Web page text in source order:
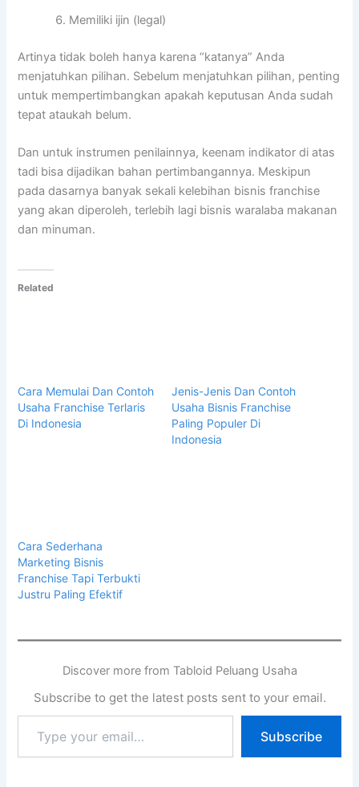
Memiliki ijin (legal)
Artinya tidak boleh hanya karena “katanya” Anda
menjatuhkan pilihan. Sebelum menjatuhkan pilihan, penting
untuk mempertimbangkan apakah keputusan Anda sudah
tepat ataukah belum.
Dan untuk instrumen penilainnya, keenam indikator di atas
tadi bisa dijadikan bahan pertimbangannya. Meskipun
pada dasarnya banyak sekali kelebihan bisnis franchise
yang akan diperoleh, terlebih lagi bisnis waralaba makanan
dan minuman.
Related
Cara Memulai Dan Contoh
Usaha Franchise Terlaris
Di Indonesia
Jenis-Jenis Dan Contoh
Usaha Bisnis Franchise
Paling Populer Di
Indonesia
Cara Sederhana
Marketing Bisnis
Franchise Tapi Terbukti
Justru Paling Efektif
Discover more from Tabloid Peluang Usaha
Subscribe to get the latest posts sent to your email.
Subscribe